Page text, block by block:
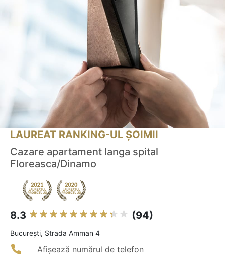
LAUREAT RANKING-UL ȘOIMII
Cazare apartament langa spital
Floreasca/Dinamo
8.3 (94)
Bucureşti, Strada Amman 4
Afișează numărul de telefon